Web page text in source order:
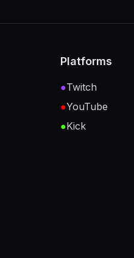
Platforms
●Twitch
●YouTube
●Kick